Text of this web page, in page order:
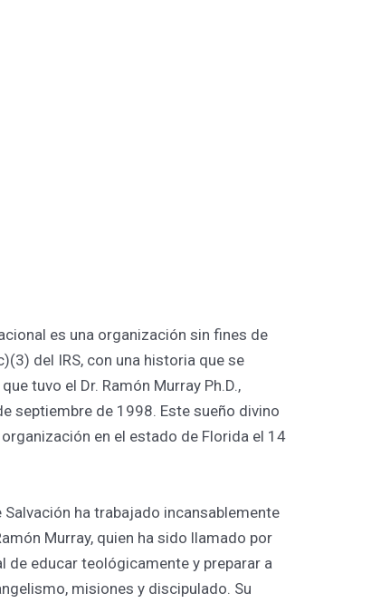
es una organización sin fines de
del IRS, con una historia que se
tuvo el Dr. Ramón Murray Ph.D.,
septiembre de 1998. Este sueño divino
en el estado de Florida el 14
ha trabajado incansablemente
Murray, quien ha sido llamado por
de educar teológicamente y preparar a
misiones y discipulado. Su